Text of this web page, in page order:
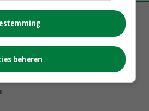
niet weg en doe vooral ook waar
wordt’
begint ver voor de grens bij
beheren